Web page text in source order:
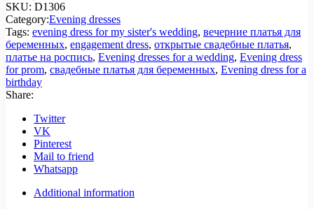
SKU: D1306
Category:Evening dresses
Tags: evening dress for my sister's wedding, вечерние платья для
беременных, engagement dress, открытые свадебные платья,
платье на роспись, Evening dresses for a wedding, Evening dress
for prom, свадебные платья для беременных, Evening dress for a
birthday
Share:
Twitter
VK
Pinterest
Mail to friend
Whatsapp
Additional information